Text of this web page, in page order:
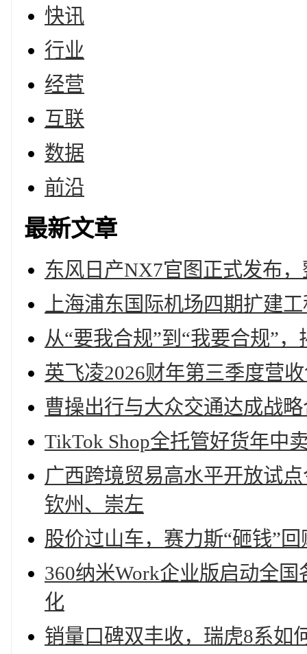
快讯
行业
经营
互联
数据
前沿
最新文章
东风日产NX7官图正式发布
上海浦东国际机场四期扩建
从“要我合规”到“我要合规”
英飞凌2026财年第三季度营
曹操出行与大众交通达成战
TikTok Shop全托管好货年中
广西跨境贸易高水平开放试
钦州、崇左
股价过山车，赛力斯“砸钱”回
360纳米Work企业版启动全
化
销量口碑双丰收，瑞虎8系如